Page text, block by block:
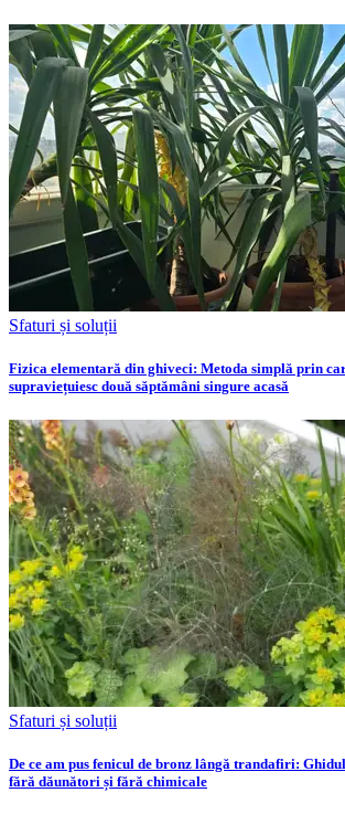
Sfaturi și soluții
Fizica elementară din ghiveci: Metoda simplă prin
supraviețuiesc două săptămâni singure acasă
Sfaturi și soluții
De ce am pus fenicul de bronz lângă trandafiri:
fără dăunători și fără chimicale